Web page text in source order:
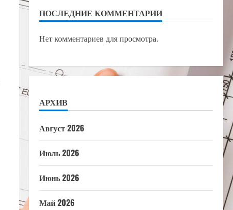
ПОСЛЕДНИЕ КОММЕНТАРИИ
Нет комментариев для просмотра.
АРХИВ
Август 2026
Июль 2026
Июнь 2026
Май 2026